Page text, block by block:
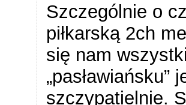
Szczególnie o
piłkarską 2ch
się nam
szczypatielnie.